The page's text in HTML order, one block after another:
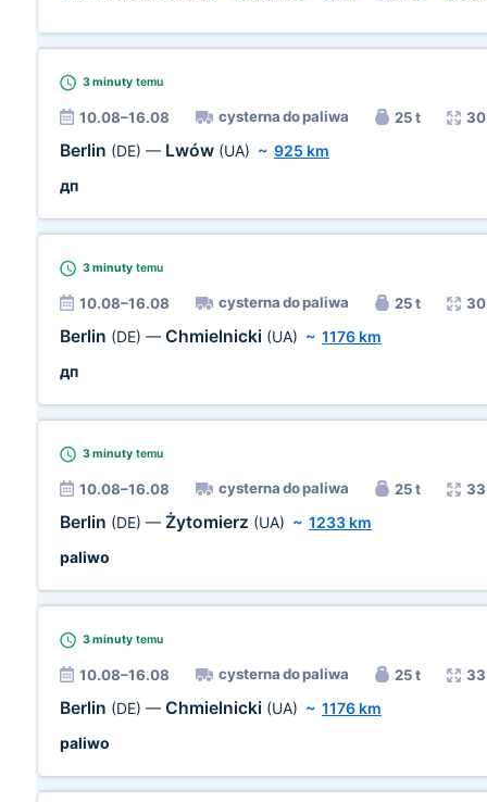
3 minuty temu
10.08–16.08 cysterna do paliwa 25 t 30
Berlin (DE) — Lwów (UA) ~ 925 km
дп
3 minuty temu
10.08–16.08 cysterna do paliwa 25 t 30
Berlin (DE) — Chmielnicki (UA) ~ 1176 km
дп
3 minuty temu
10.08–16.08 cysterna do paliwa 25 t
Berlin (DE) — Żytomierz (UA) ~ 1233 km
paliwo
3 minuty temu
10.08–16.08 cysterna do paliwa 25 t
Berlin (DE) — Chmielnicki (UA) ~ 1176 km
paliwo